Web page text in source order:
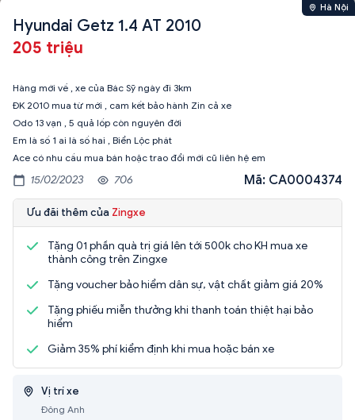
Hà Nội
Hyundai Getz 1.4 AT 2010
205 triệu
Hàng mới về , xe của Bác Sỹ ngày đi 3km
ĐK 2010 mua từ mới , cam kết bảo hành Zin cả xe
Odo 13 vạn , 5 quả lốp còn nguyên đời
Em là số 1 ai là số hai , Biển Lộc phát
Ace có nhu cầu mua bán hoặc trao đổi mới cũ liên hệ em
15/02/2023 706 Mã: CA0004374
Ưu đãi thêm của Zingxe
Tặng 01 phần quà trị giá lên tới 500k cho KH mua xe
thành công trên Zingxe
Tặng voucher bảo hiểm dân sự, vật chất giảm giá 20%
Tặng phiếu miễn thưởng khi thanh toán thiệt hại bảo
hiểm
Giảm 35% phí kiểm định khi mua hoặc bán xe
Vị trí xe
Đông Anh